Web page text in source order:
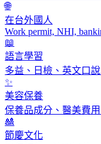
🌐
在台外國人
Work permit, NHI,
📖
語言學習
多益、日檢、英文口
✨
美容保養
保養品成分、醫美費
🎎
節慶文化